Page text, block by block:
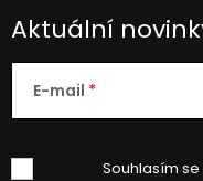
Aktuální
E-mail
Souhlasím